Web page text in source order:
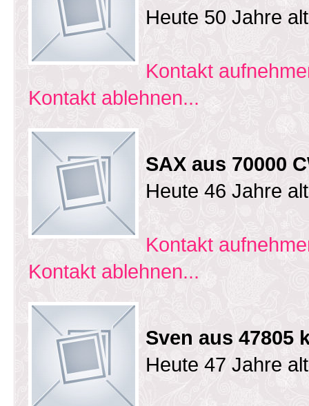
Heute 50 Jahre
Kontakt
Kontakt ablehnen...
SAX aus 70000
Heute 46 Jahre
Kontakt
Kontakt ablehnen...
Sven aus 47805
Heute 47 Jahre